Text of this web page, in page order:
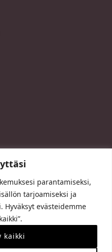
parantamiseksi,
tarjoamiseksi ja
Hyväksyt evästeidemme
kaikki